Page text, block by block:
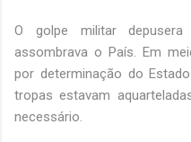
O golpe militar
assombrava o País. Em
por determinação do
tropas estavam
necessário.